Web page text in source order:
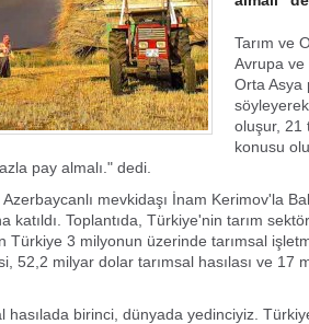
Tarım ve
Avrupa ve
Orta Asya
oluşur, 21
konusu
pay almalı." dedi.
mevkidaşı İnam Kerimov'la
katıldı. Toplantıda, Türkiye'nin tarım
Türkiye 3 milyonun üzerinde tarımsal
52,2 milyar dolar tarımsal hasılası ve 17
hasılada birinci, dünyada yedinciyiz.